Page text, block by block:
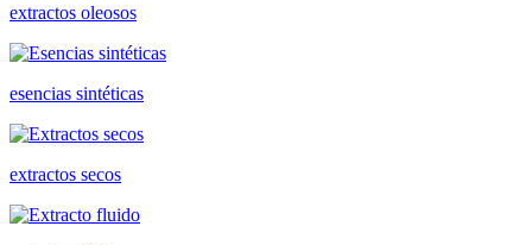
extractos oleosos
esencias sintéticas
extractos secos